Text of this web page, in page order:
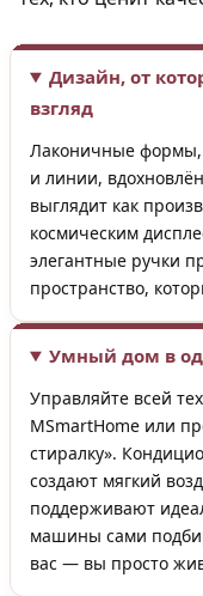
Дизайн, от
взгляд
Лаконичные формы,
и линии,
выглядит как
космическим
элегантные ручки
пространство,
Умный дом в
Управляйте всей
MSmartHome или
стиралку».
создают мягкий
поддерживают
машины сами
вас — вы просто